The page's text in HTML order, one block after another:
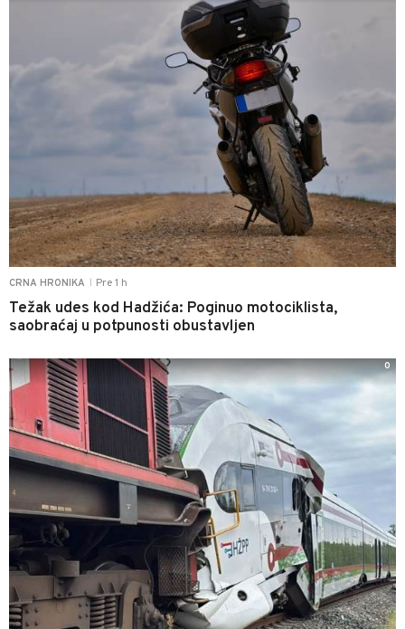
CRNA HRONIKA Pre 1 h
Težak udes kod Hadžića: Poginuo motociklista,
saobraćaj u potpunosti obustavljen
0